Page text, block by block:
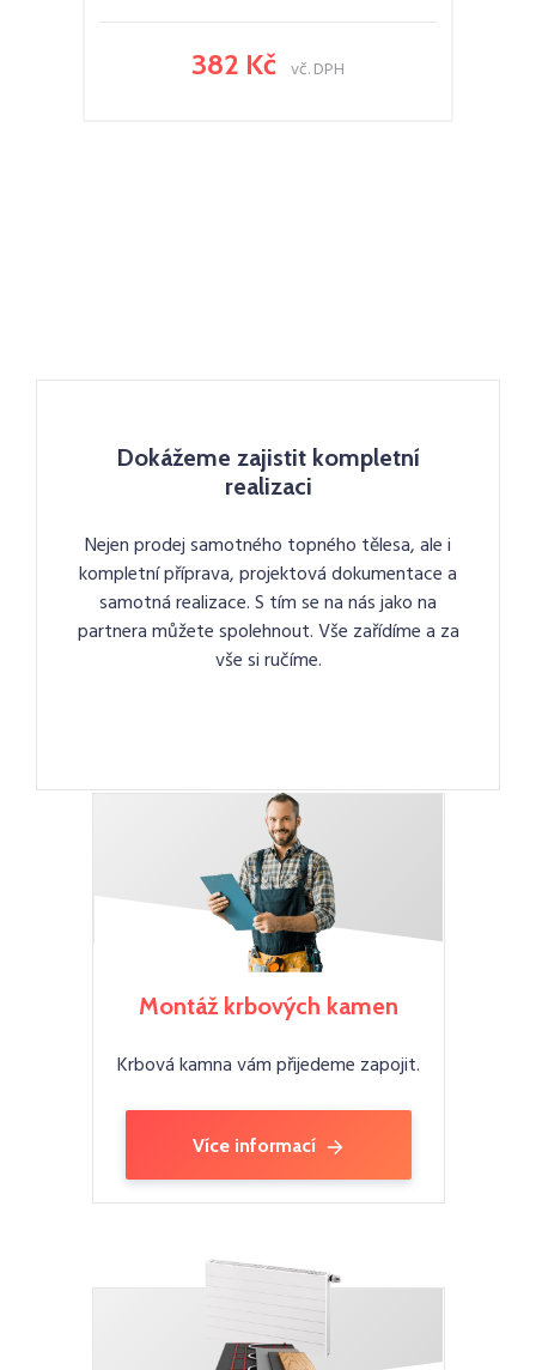
382 Kč vč. DPH
Dokážeme zajistit kompletní
realizaci
Nejen prodej samotného topného tělesa, ale i
kompletní příprava, projektová dokumentace a
samotná realizace. S tím se na nás jako na
partnera můžete spolehnout. Vše zařídíme a za
vše si ručíme.
Montáž krbových kamen
Krbová kamna vám přijedeme zapojit.
Více informací